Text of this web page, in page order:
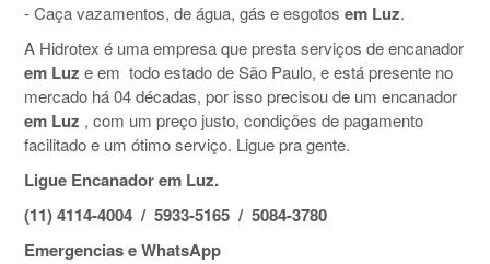
- Caça vazamentos, de água, gás e esgotos em Luz.
A Hidrotex é uma empresa que presta serviços de encanador
em Luz e em todo estado de São Paulo, e está presente no
mercado há 04 décadas, por isso precisou de um encanador
em Luz , com um preço justo, condições de pagamento
facilitado e um ótimo serviço. Ligue pra gente.
Ligue Encanador em Luz.
(11) 4114-4004 / 5933-5165 / 5084-3780
Emergencias e WhatsApp